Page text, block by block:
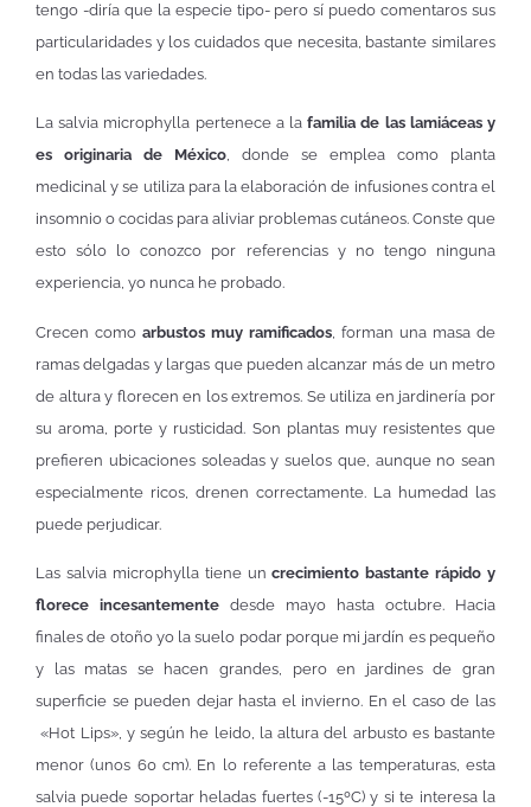
tengo -diría que la especie tipo- pero sí puedo comentaros sus
particularidades y los cuidados que necesita, bastante similares
en todas las variedades.
La salvia microphylla pertenece a lafamilia de las lamiáceas y
es originaria de México, donde se emplea como planta
medicinal y se utiliza para la elaboración de infusiones contra el
insomnio o cocidas para aliviar problemas cutáneos. Conste que
esto sólo lo conozco por referencias y no tengo ninguna
experiencia, yo nunca he probado.
Crecen como arbustos muy ramificados , forman una masa de
ramas delgadas y largas que pueden alcanzar más de un metro
de altura y florecen en los extremos. Se utiliza en jardinería por
su aroma, porte y rusticidad. Son plantas muy resistentes que
prefieren ubicaciones soleadas y suelos que, aunque no sean
especialmente ricos, drenen correctamente. La humedad las
puede perjudicar.
Las salvia microphylla tiene uncrecimiento bastante rápido y
florece incesantemente desde mayo hasta octubre. Hacia
finales de otoño yo la suelo podar porque mi jardín es pequeño
y las matas se hacen grandes, pero en jardines de gran
superficie se pueden dejar hasta el invierno. En el caso de las
«Hot Lips», y según he leido, la altura del arbusto es bastante
menor (unos 60 cm). En lo referente a las temperaturas, esta
salvia puede soportar heladas fuertes (-15ºC) y si te interesa la